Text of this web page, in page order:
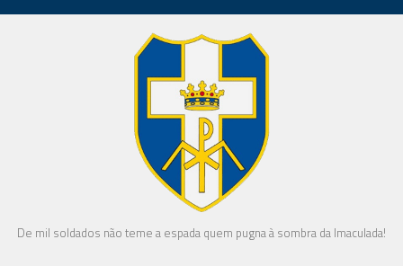
De mil soldados não teme a espada quem pugna à sombra da Imaculada!